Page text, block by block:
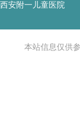
西安附一儿童医院
本站信息仅供